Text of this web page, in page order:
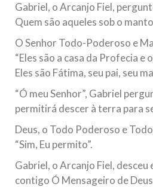
Gabriel, o Arcanjo Fiel,
Quem são aqueles sob o
O Senhor Todo-Poderoso e
“Eles são a casa da Profecia e
Eles são Fátima, seu pai, seu
“Ó meu Senhor”, Gabriel
permitirá descer à terra para
Deus, o Todo Poderoso e
“Sim, Eu permito”.
Gabriel, o Arcanjo Fiel, desceu
contigo Ó Mensageiro de